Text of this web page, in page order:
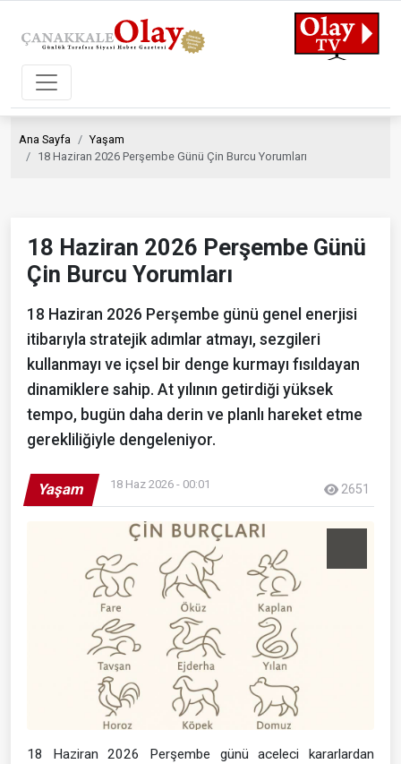
Ana Sayfa
Yaşam
18 Haziran 2026 Perşembe Günü Çin Burcu Yorumları
18 Haziran 2026 Perşembe Günü
Çin Burcu Yorumları
18 Haziran 2026 Perşembe günü genel enerjisi
itibarıyla stratejik adımlar atmayı, sezgileri
kullanmayı ve içsel bir denge kurmayı fısıldayan
dinamiklere sahip. At yılının getirdiği yüksek
tempo, bugün daha derin ve planlı hareket etme
gerekliliğiyle dengeleniyor.
Yaşam 18 Haz 2026 - 00:01 2651
18 Haziran 2026 Perşembe günü aceleci kararlardan